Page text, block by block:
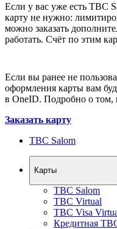
Если у вас уже есть TBC
карту не нужно:
можно заказать
работать. Счёт по этим
Если вы ранее не
оформления карты вам
в OneID. Подробно о том,
Заказать карту
TBC Salom
Карты
TBC Salom
TBC Virtual
TBC Visa
Кредитная